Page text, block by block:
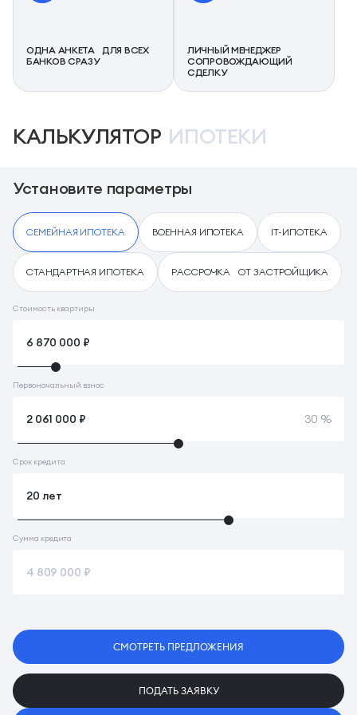
ОДНА АНКЕТА ДЛЯ ВСЕХ
БАНКОВ СРАЗУ
ЛИЧНЫЙ МЕНЕДЖЕР
СОПРОВОЖДАЮЩИЙ
СДЕЛКУ
КАЛЬКУЛЯТОР ИПОТЕКИ
Установите параметры
СЕМЕЙНАЯ ИПОТЕКА ВОЕННАЯ ИПОТЕКА IT-ИПОТЕКА
СТАНДАРТНАЯ ИПОТЕКА РАССРОЧКА ОТ ЗАСТРОЙЩИКА
Стоимость квартиры
Первоначальный взнос
30 %
Срок кредита
Сумма кредита
СМОТРЕТЬ ПРЕДЛОЖЕНИЯ
ПОДАТЬ ЗАЯВКУ